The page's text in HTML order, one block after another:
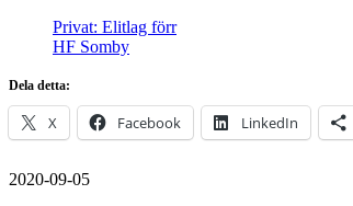
Privat: Elitlag förr
HF Somby
Dela detta:
X Facebook LinkedIn
2020-09-05